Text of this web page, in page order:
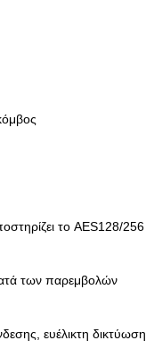
το AES128/256
των παρεμβολών
ευέλικτη δικτύωση